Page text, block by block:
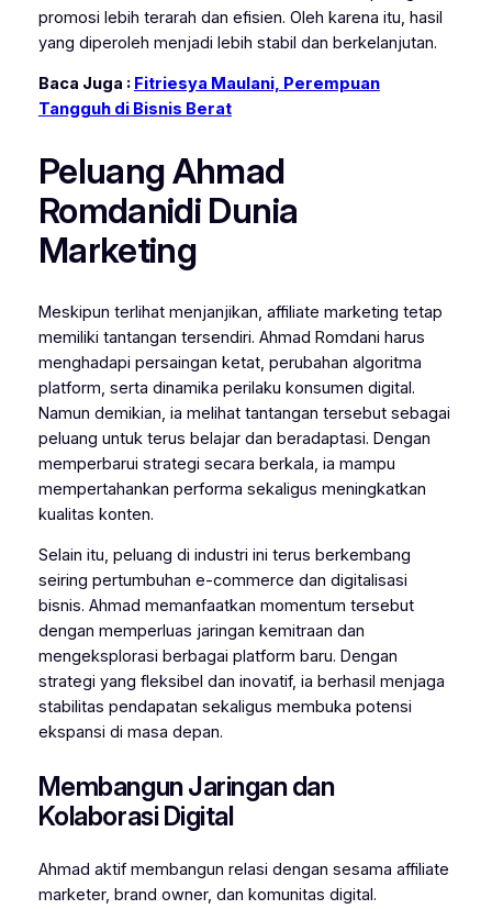
promosi lebih terarah dan efisien. Oleh karena itu, hasil
yang diperoleh menjadi lebih stabil dan berkelanjutan.
Baca Juga : Fitriesya Maulani, Perempuan
Tangguh di Bisnis Berat
Peluang Ahmad
Romdanidi Dunia
Marketing
Meskipun terlihat menjanjikan, affiliate marketing tetap
memiliki tantangan tersendiri. Ahmad Romdani harus
menghadapi persaingan ketat, perubahan algoritma
platform, serta dinamika perilaku konsumen digital.
Namun demikian, ia melihat tantangan tersebut sebagai
peluang untuk terus belajar dan beradaptasi. Dengan
memperbarui strategi secara berkala, ia mampu
mempertahankan performa sekaligus meningkatkan
kualitas konten.
Selain itu, peluang di industri ini terus berkembang
seiring pertumbuhan e-commerce dan digitalisasi
bisnis. Ahmad memanfaatkan momentum tersebut
dengan memperluas jaringan kemitraan dan
mengeksplorasi berbagai platform baru. Dengan
strategi yang fleksibel dan inovatif, ia berhasil menjaga
stabilitas pendapatan sekaligus membuka potensi
ekspansi di masa depan.
Membangun Jaringan dan
Kolaborasi Digital
Ahmad aktif membangun relasi dengan sesama affiliate
marketer, brand owner, dan komunitas digital.